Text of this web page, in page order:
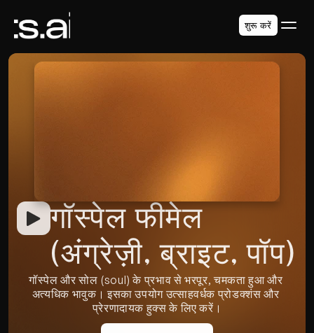
गॉस्पेल फीमेल
(अंग्रेज़ी, ब्राइट, पॉप)
गॉस्पेल और सोल (soul) के प्रभाव से भरपूर, चमकता हुआ और
अत्यधिक भावुक। इसका उपयोग उत्साहवर्धक प्रोडक्शंस और
प्रेरणादायक हुक्स के लिए करें।
शुरू करें